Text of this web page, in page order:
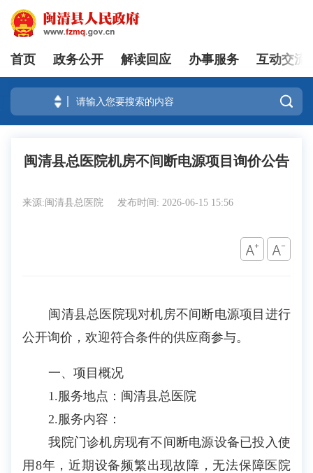
登录
首页 政务公开 解读回应 办事服务 互动交流

闽清县总医院机房不间断电源项目询价公告
来源:闽清县总医院 发布时间: 2026-06-15 15:56
闽清县总医院现对机房不间断电源项目进行
公开询价，欢迎符合条件的供应商参与。
一、项目概况
1.服务地点：闽清县总医院
2.服务内容：
我院门诊机房现有不间断电源设备已投入使
用 8年，近期设备频繁出现故障，无法保障医院